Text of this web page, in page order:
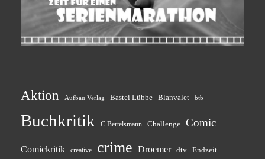
Aktion Aufbau Verlag Bastei Lübbe Blanvalet btb
Buchkritik C.Bertelsmann Challenge Comic
Comickritik creative crime Droemer dtv Endzeit